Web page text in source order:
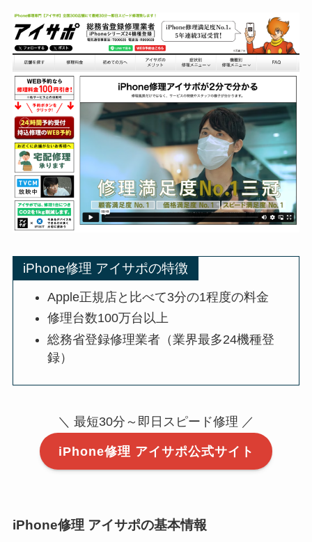
iPhone修理 アイサポの特徴
Apple正規店と比べて3分の1程度の料金
修理台数100万台以上
総務省登録修理業者（業界最多24機種登
録）
＼ 最短30分～即日スピード修理 ／
iPhone修理 アイサポ公式サイト
iPhone修理 アイサポの基本情報